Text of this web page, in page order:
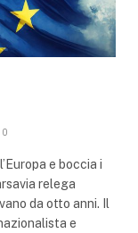
0
e boccia i
relega
da otto anni. Il
e